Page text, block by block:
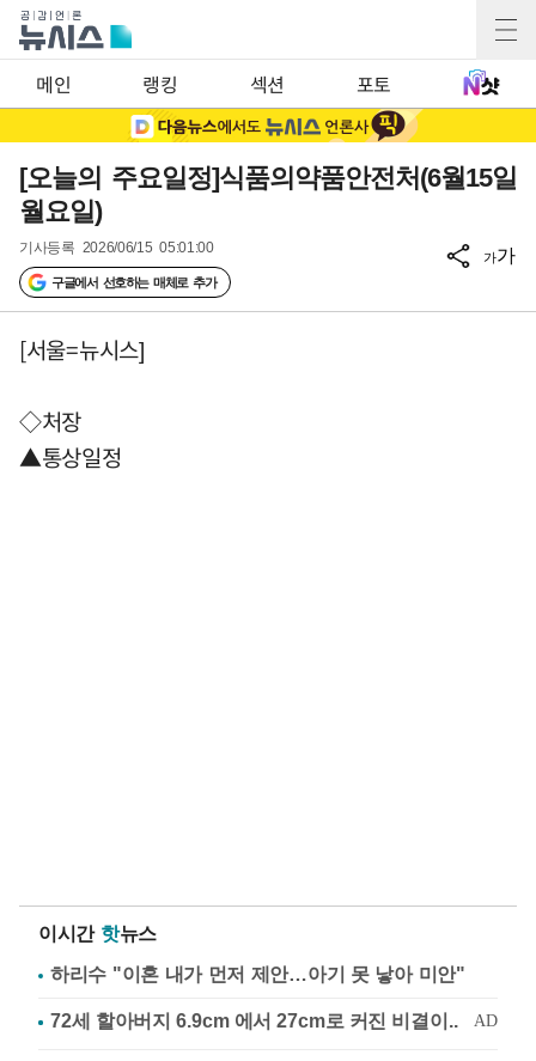
메인 랭킹 섹션 포토
[오늘의 주요일정]식품의약품안전처(6월15일
월요일)
기사등록 2026/06/15 05:01:00
구글에서 선호하는 매체로 추가
가가
[서울=뉴시스]
◇처장
▲통상일정
이시간 핫뉴스
하리수 "이혼 내가 먼저 제안…아기 못 낳아 미안"